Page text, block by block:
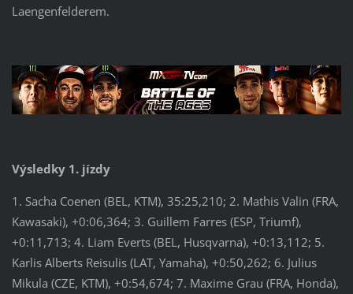
Laengenfelderem.
Výsledky 1. jízdy
1. Sacha Coenen (BEL, KTM), 35:25,210; 2. Mathis Valin (FRA,
Kawasaki), +0:06,364; 3. Guillem Farres (ESP, Triumf),
+0:11,713; 4. Liam Everts (BEL, Husqvarna), +0:13,112; 5.
Karlis Alberts Reisulis (LAT, Yamaha), +0:50,262; 6. Julius
Mikula (CZE, KTM), +0:54,674; 7. Maxime Grau (FRA, Honda),